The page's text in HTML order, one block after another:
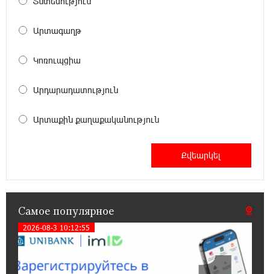
16:32:52 20-07-2026
Егварде возобновил работу по новому адресу
— ул. Ереванян, 3/47
До 25% idcoin-ов при покупке авиабилетов
школьникам развивать навыки
кибербезопасности
12:55:34 16-07-2026
Արտագաղթ
Կոռուպցիա
Արդարադատություն
Արտաքին քաղաքականություն
Самое популярное
2026-08-3 10:12:55